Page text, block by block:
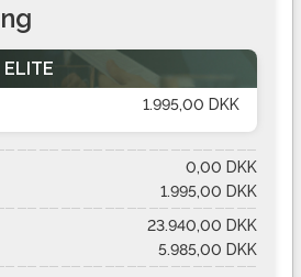
ELITE
1.995,00 DKK
0,00 DKK
1.995,00 DKK
23.940,00 DKK
5.985,00 DKK